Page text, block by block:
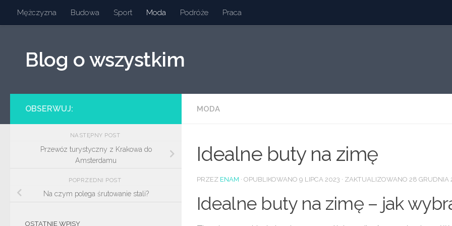
Przeskocz do treści
Mężczyzna Budowa Sport Moda Podróże Praca
Blog o wszystkim
MODA
Idealne buty na zimę
PRZEZ ENAM · OPUBLIKOWANO 9 LIPCA 2023 · ZAKTUALIZOWANO 28 GRUDNIA
Idealne buty na zimę – jak
OBSERWUJ:
NASTĘPNY POST
Przewóz turystyczny z Krakowa do
Amsterdamu
POPRZEDNI POST
Na czym polega śrutowanie stali?
OSTATNIE WPISY